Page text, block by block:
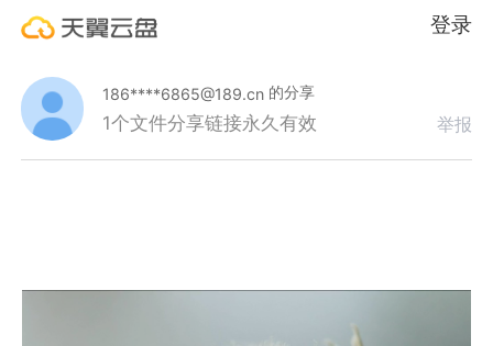
登录
186****6865@189.cn 的分享
1个文件分享链接永久有效 举报